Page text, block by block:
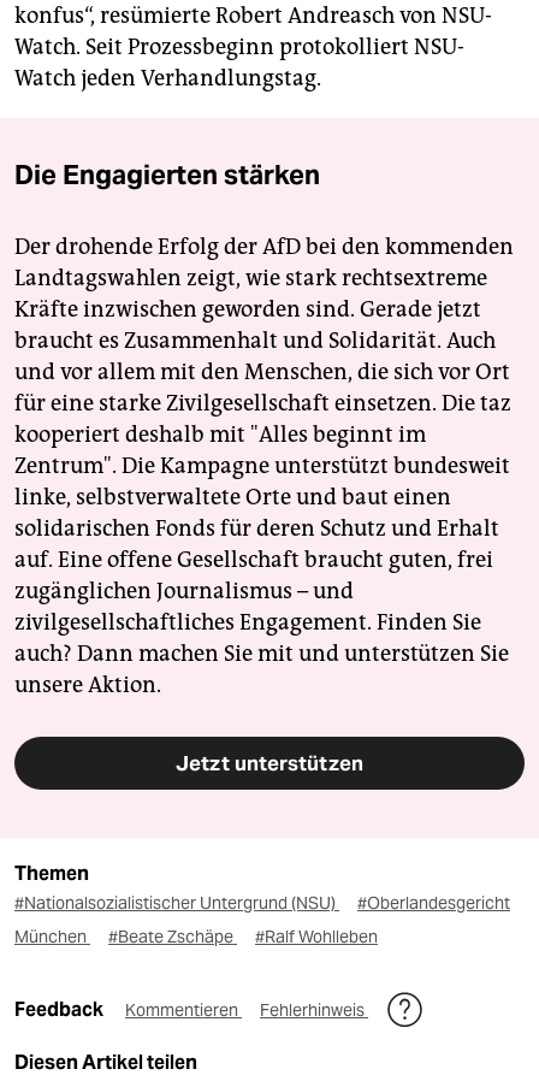
konfus“, resümierte Robert Andreasch von NSU-
Watch. Seit Prozessbeginn protokolliert NSU-
Watch jeden Verhandlungstag.
Die Engagierten stärken
Der drohende Erfolg der AfD bei den kommenden
Landtagswahlen zeigt, wie stark rechtsextreme
Kräfte inzwischen geworden sind. Gerade jetzt
braucht es Zusammenhalt und Solidarität. Auch
und vor allem mit den Menschen, die sich vor Ort
für eine starke Zivilgesellschaft einsetzen. Die taz
kooperiert deshalb mit "Alles beginnt im
Zentrum". Die Kampagne unterstützt bundesweit
linke, selbstverwaltete Orte und baut einen
solidarischen Fonds für deren Schutz und Erhalt
auf. Eine offene Gesellschaft braucht guten, frei
zugänglichen Journalismus – und
zivilgesellschaftliches Engagement. Finden Sie
auch? Dann machen Sie mit und unterstützen Sie
unsere Aktion.
Jetzt unterstützen
Themen
#Nationalsozialistischer Untergrund (NSU)
#Oberlandesgericht
München
#Beate Zschäpe #Ralf Wohlleben
Feedback Kommentieren Fehlerhinweis
Diesen Artikel teilen